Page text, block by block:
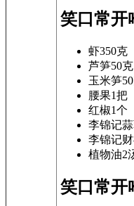
笑口常开
虾350克
芦笋50克
玉米笋
腰果1把
红椒1个
李锦记
李锦记
植物油2
笑口常开